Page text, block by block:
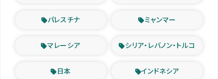
パレスチナ ミャンマー
マレーシア シリア・レバノン・トルコ
日本 インドネシア